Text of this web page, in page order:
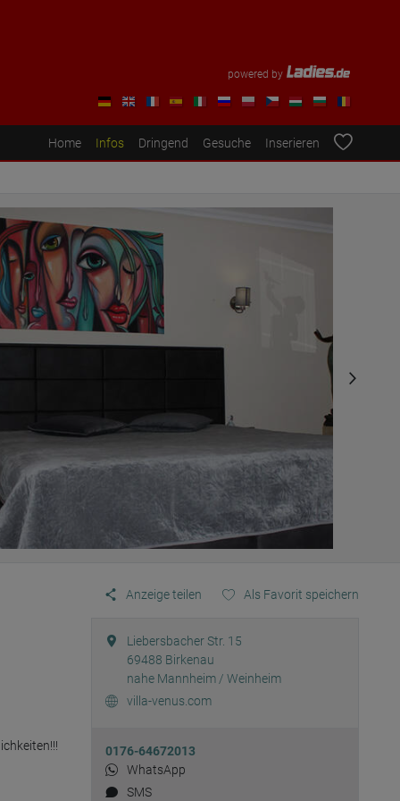
powered by
Home Infos Dringend Gesuche Inserieren
Anzeige teilen Als Favorit speichern
Liebersbacher Str. 15
69488 Birkenau
nahe Mannheim / Weinheim
villa-venus.com
0176-64672013
WhatsApp
SMS